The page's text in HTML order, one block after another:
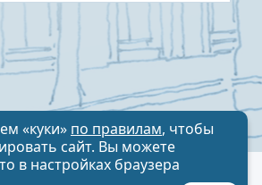
«куки» по правилам, чтобы
сайт. Вы можете
в настройках браузера